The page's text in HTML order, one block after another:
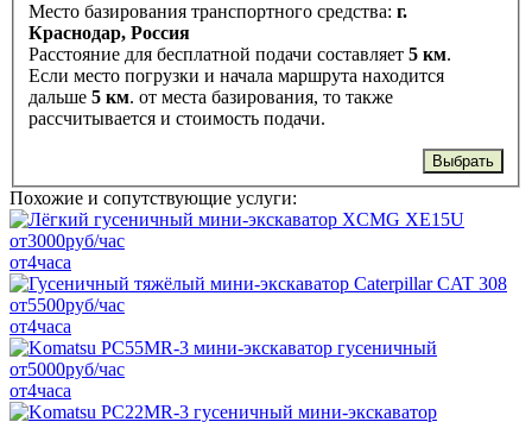
Место базирования транспортного средства: г.
Краснодар, Россия
Расстояние для бесплатной подачи составляет 5 км.
Если место погрузки и начала маршрута находится
дальше 5 км. от места базирования, то также
рассчитывается и стоимость подачи.
Выбрать
Похожие и сопутствующие услуги:
от3000руб/час
от4часа
от5500руб/час
от4часа
от5000руб/час
от4часа